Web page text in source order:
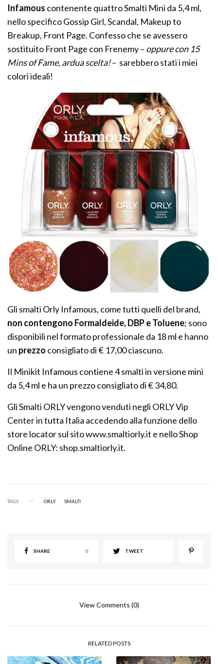
Infamous contenente quattro Smalti Mini da 5,4 ml,
nello specifico Gossip Girl, Scandal, Makeup to
Breakup, Front Page. Confesso che se avessero
sostituito Front Page con Frenemy – oppure con 15
Mins of Fame, ardua scelta!– sarebbero stati i miei
colori ideali!
Gli smalti Orly Infamous, come tutti quelli del brand,
non contengono Formaldeide, DBP e Toluene; sono
disponibili nel formato professionale da 18 ml e hanno
un prezzo consigliato di € 17,00 ciascuno.
Il Minikit Infamous contiene 4 smalti in versione mini
da 5,4 ml e ha un prezzo consigliato di € 34,80.
Gli Smalti ORLY vengono venduti negli ORLY Vip
Center in tutta Italia accedendo alla funzione dello
store locator sul sito www.smaltiorly.it e nello Shop
Online ORLY: shop.smaltiorly.it.
TAGS ORLY SMALTI
SHARE 0 TWEET
View Comments (0)
RELATED POSTS